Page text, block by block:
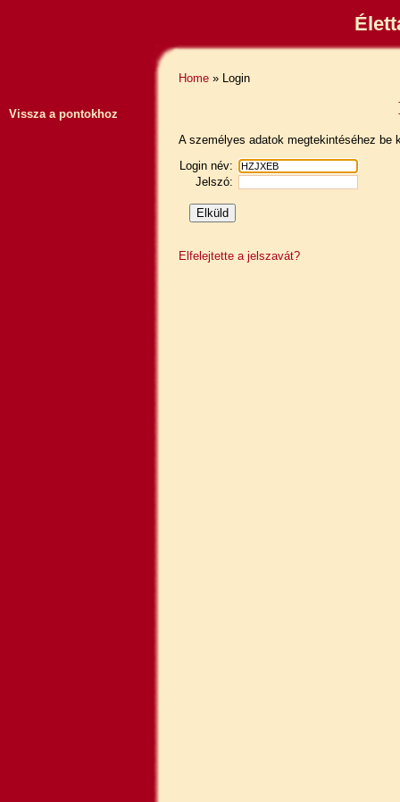
Vissza a pontokhoz
Home » Login
A személyes adatok megtekintéséhez be
Login név:
Jelszó:
Elfelejtette a jelszavát?